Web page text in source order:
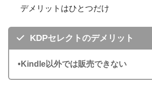
デメリットはひとつだけ
KDPセレクトのデメリット
•Kindle以外では販売できない